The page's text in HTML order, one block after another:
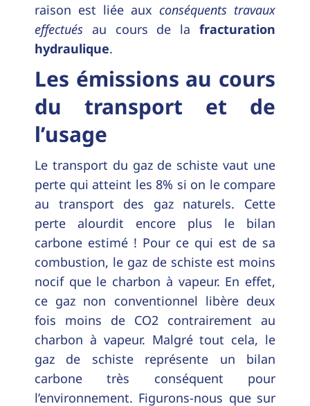
raison est liée aux conséquents travaux
effectués au cours de la fracturation
hydraulique.
Les émissions au cours
du transport et de
l’usage
Le transport du gaz de schiste vaut une
perte qui atteint les 8% si on le compare
au transport des gaz naturels. Cette
perte alourdit encore plus le bilan
carbone estimé ! Pour ce qui est de sa
combustion, le gaz de schiste est moins
nocif que le charbon à vapeur. En effet,
ce gaz non conventionnel libère deux
fois moins de CO2 contrairement au
charbon à vapeur. Malgré tout cela, le
gaz de schiste représente un bilan
carbone très conséquent pour
l’environnement. Figurons-nous que sur